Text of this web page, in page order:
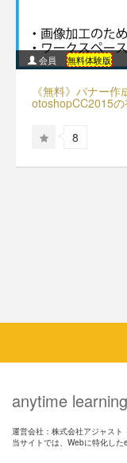
会員 無料体験版
《無料》バナー
otoshopCC2015の
8
anytime learning
運営会社：株式会社アジャスト
当サイトでは、Webに特化した